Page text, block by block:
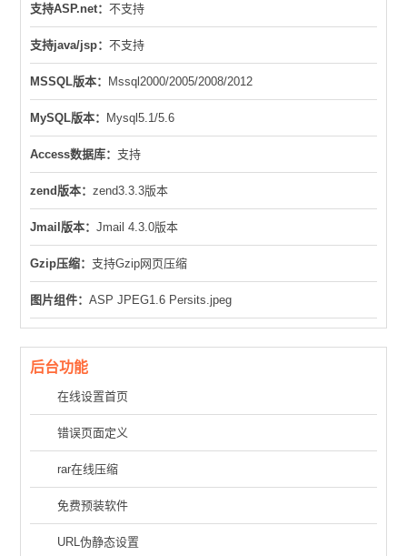
支持ASP.net：不支持
支持java/jsp：不支持
MSSQL版本： Mssql2000/2005/2008/2012
MySQL版本： Mysql5.1/5.6
Access数据库： 支持
zend版本：zend3.3.3版本
Jmail版本：Jmail 4.3.0版本
Gzip压缩： 支持Gzip网页压缩
图片组件：ASP JPEG1.6 Persits.jpeg
后台功能
在线设置首页
错误页面定义
rar在线压缩
免费预装软件
URL伪静态设置